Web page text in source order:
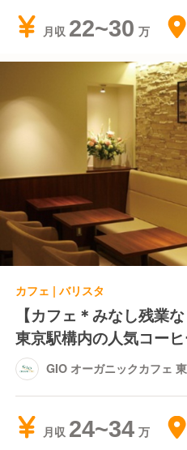
月収 22~30
カフェ | バリスタ
【カフェ＊みなし残業
東京駅構内の人気コー
GIO オーガニックカフェ
月収 24~34